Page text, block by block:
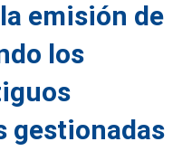
emisión de
los
gestionadas